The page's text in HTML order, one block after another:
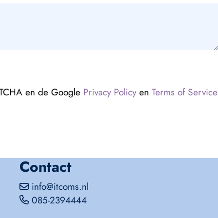
en de Google Privacy Policyen Terms of Service
Contact
info@itcoms.nl
085-2394444